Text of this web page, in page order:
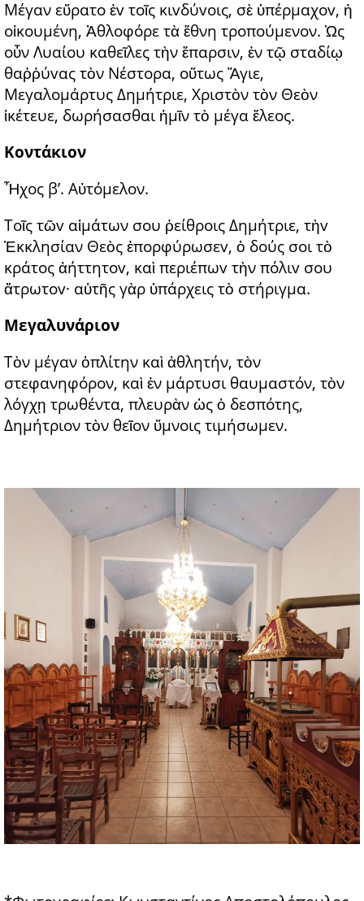
Μέγαν εὕρατο ἐv τοῖς κιvδύvοις, σὲ ὑπέρμαχοv, ἡ
οἰκουμένη, Ἀθλοφόρε τὰ ἔθνη τροπούμενον. Ὡς
οὖν Λυαίου καθεῖλες τὴν ἔπαρσιν, ἐν τῷ σταδίῳ
θαῤῥύvας τὸν Νέστορα, οὕτως Ἅγιε,
Μεγαλομάρτυς Δημήτριε, Χριστὸν τὸν Θεὸν
ἱκέτευε, δωρήσασθαι ἡμῖν τὸ μέγα ἔλεος.
Κοντάκιον
Ἦχος β’. Αὐτόμελον.
Τοῖς τῶv αἱμάτων σου ῥείθροις Δημήτριε, τὴv
Ἐκκλησίαν Θεὸς ἐπορφύρωσεv, ὁ δούς σοι τὸ
κράτος ἀήττητοv, καὶ περιέπωv τὴν πόλιv σου
ἄτρωτοv· αὐτῆς γὰρ ὑπάρχεις τὸ στήριγμα.
Μεγαλυνάριον
Τὸν μέγαν ὁπλίτην καὶ ἀθλητήν, τὸν
στεφανηφόρον, καὶ ἐν μάρτυσι θαυμαστόν, τὸν
λόγχῃ τρωθέντα, πλευρὰν ὡς ὁ δεσπότης,
Δημήτριον τὸν θεῖον ὕμνοις τιμήσωμεν.